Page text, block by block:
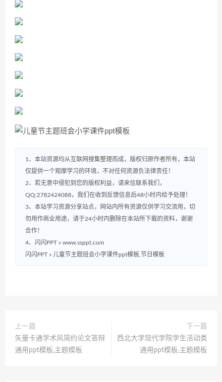
1、本站资源均从互联网搜集整理而成，版权归原作者所有，本站
仅提供一个观摩学习的环境，不对任何资源负法律责任！
2、若无意中侵犯到您的版权利益，请来信联系我们，
QQ:2782424088，我们在收到反馈信息后48小时内给予处理！
3、本站学习资源分享站点，网站内所有资源仅供学习交流用，切
勿用作商业用途，请于24小时内删除在本站所下载的资料，谢谢
合作！
4、闪闪PPT » www.ssppt.com
闪闪PPT » 儿童节主题班会小学课件ppt模板,节日模板
上一篇
矢量卡通学术风简约论文答辩
通用ppt模板,主题模板
下一篇
西北大学现代学院学生活动类
通用ppt模板,主题模板